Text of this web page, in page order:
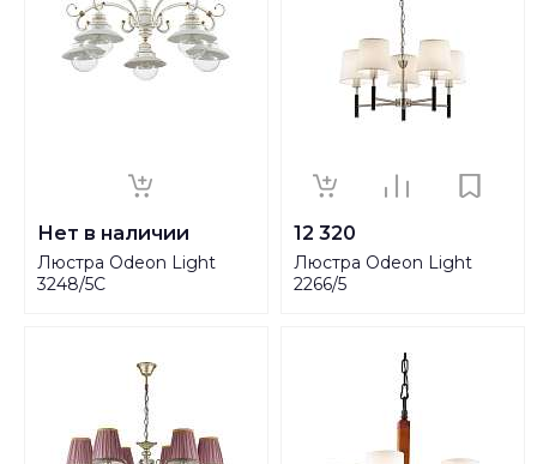
Нет в наличии
Люстра Odeon Light
3248/5C
12 320
Люстра Odeon Light
2266/5